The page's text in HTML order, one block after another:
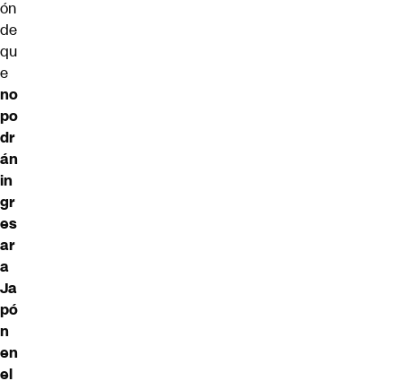
ón
de
qu
e
no
po
dr
án
in
gr
es
ar
a
Ja
pó
n
en
el